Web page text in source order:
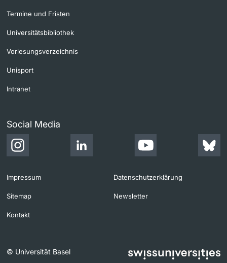
Termine und Fristen
Universitätsbibliothek
Vorlesungsverzeichnis
Unisport
Intranet
Social Media
Impressum Datenschutzerklärung
Sitemap Newsletter
Kontakt
© Universität Basel